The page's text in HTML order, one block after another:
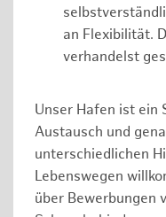
an Flexibilität.
verhandelst
Unser Hafen ist ein
Austausch und
unterschiedlichen
Lebenswegen
über Bewerbungen